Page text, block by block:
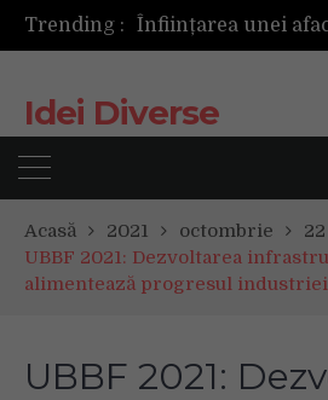
Trending :
Idei Diverse
Acasă 2021 octombrie
22
UBBF 2021: Dezvoltarea
alimentează progresul
UBBF 2021: